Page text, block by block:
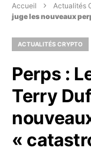
Accueil Actualités
juge les nouveaux
ACTUALITÉS CRYPTO
Perps :
Terry
«